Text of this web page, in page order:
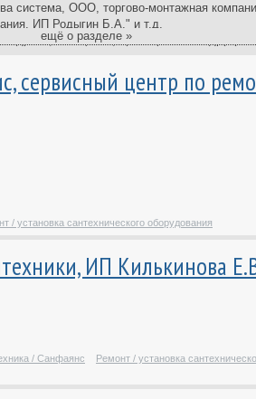
ещё о разделе »
система, ООО, торгово-монтажная
ИП Родыгин Б.А." и т.д.
адреса, телефоны, время работы и другую
о компаниях, ведущих свою
и многих других учреждений Казани.
вы найдете отзывы клиентов и
сервисный центр по
/ установка сантехнического оборудования
ИП Килькинова
/ Санфаянс
Ремонт / установка